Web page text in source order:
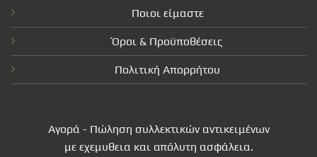
Ποιοι είμαστε
Όροι & Προϋποθέσεις
Πολιτική Απορρήτου
Αγορά - Πώληση συλλεκτικών αντικειμένων
με εχεμυθεια και απόλυτη ασφάλεια.